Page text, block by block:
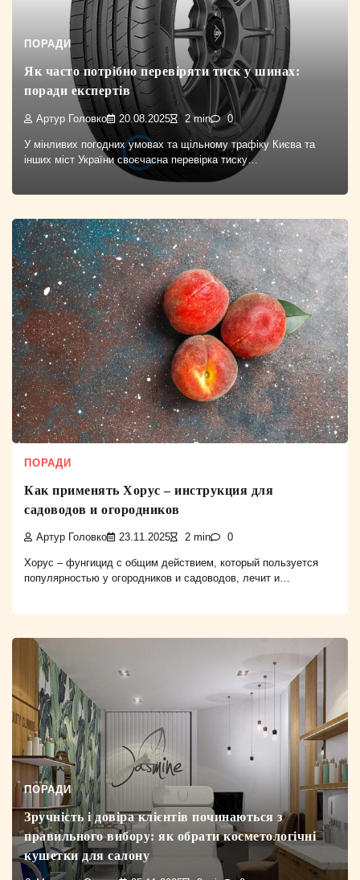
ПОРАДИ
Як часто потрібно перевіряти тиск у шинах:
поради експертів
Артур Головко 20.08.2025 2 min 0
У мінливих погодних умовах та щільному трафіку Києва та
інших міст України своєчасна перевірка тиску…
ПОРАДИ
Как применять Хорус – инструкция для
садоводов и огородников
Артур Головко 23.11.2025 2 min 0
Хорус – фунгицид с общим действием, который пользуется
популярностью у огородников и садоводов, лечит и…
ПОРАДИ
Зручність і довіра клієнтів починаються з
правильного вибору: як обрати косметологічні
кушетки для салону